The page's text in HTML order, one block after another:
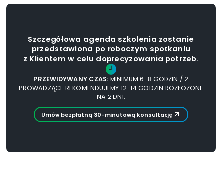
Szczegółowa agenda szkolenia zostanie
przedstawiona po roboczym spotkaniu
z Klientem w celu doprecyzowania potrzeb.
PRZEWIDYWANY CZAS: MINIMUM 6-8 GODZIN / 2
PROWADZĄCE REKOMENDUJEMY 12-14 GODZIN ROZŁOŻONE
NA 2 DNI.
Umów bezpłatną 30-minutową konsultację